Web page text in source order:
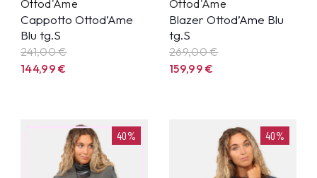
Ottod'Ame
Cappotto Ottod’Ame
Blu tg.S
241,00 €
144,99€
Ottod'Ame
Blazer Ottod’Ame Blu
tg.S
269,00 €
159,99€
40% 40%